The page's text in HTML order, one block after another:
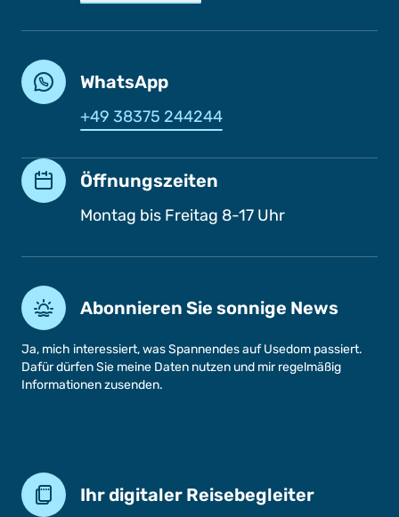
WhatsApp
+49 38375 244244
Öffnungszeiten
Montag bis Freitag 8-17 Uhr
Abonnieren Sie sonnige News
Ja, mich interessiert, was Spannendes auf Usedom passiert.
Dafür dürfen Sie meine Daten nutzen und mir regelmäßig
Informationen zusenden.
Ihr digitaler Reisebegleiter